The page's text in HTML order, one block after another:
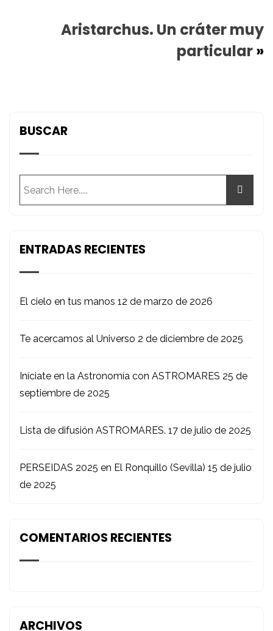
Aristarchus. Un cráter muy
particular»
BUSCAR
ENTRADAS RECIENTES
El cielo en tus manos 12 de marzo de 2026
Te acercamos al Universo 2 de diciembre de 2025
Iníciate en la Astronomía con ASTROMARES 25 de
septiembre de 2025
Lista de difusión ASTROMARES. 17 de julio de 2025
PERSEIDAS 2025 en El Ronquillo (Sevilla) 15 de julio
de 2025
COMENTARIOS RECIENTES
ARCHIVOS